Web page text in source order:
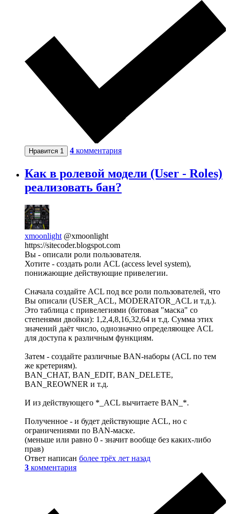
Нравится 1 4 комментария
Как в ролевой модели (User - Roles)
реализовать бан?
xmoonlight @xmoonlight
https://sitecoder.blogspot.com
Вы - описали роли пользователя.
Хотите - создать роли ACL (access level system),
понижающие действующие привелегии.
Сначала создайте ACL под все роли пользователей, что
Вы описали (USER_ACL, MODERATOR_ACL и т.д.).
Это таблица с привелегиями (битовая "маска" со
степенями двойки): 1,2,4,8,16,32,64 и т.д. Сумма этих
значений даёт число, однозначно определяющее ACL
для доступа к различным функциям.
Затем - создайте различные BAN-наборы (ACL по тем
же кретериям).
BAN_CHAT, BAN_EDIT, BAN_DELETE,
BAN_REOWNER и т.д.
И из действующего *_ACL вычитаете BAN_*.
Полученное - и будет действующие ACL, но с
ограничениями по BAN-маске.
(меньше или равно 0 - значит вообще без каких-либо
прав)
Ответ написан более трёх лет назад
3 комментария